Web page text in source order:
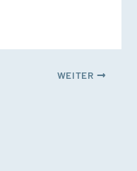
WEITER